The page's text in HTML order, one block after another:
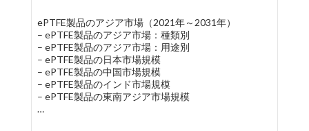
ePTFE製品のアジア市場（2021年～2031年）
– ePTFE製品のアジア市場：種類別
– ePTFE製品のアジア市場：用途別
– ePTFE製品の日本市場規模
– ePTFE製品の中国市場規模
– ePTFE製品のインド市場規模
– ePTFE製品の東南アジア市場規模
…